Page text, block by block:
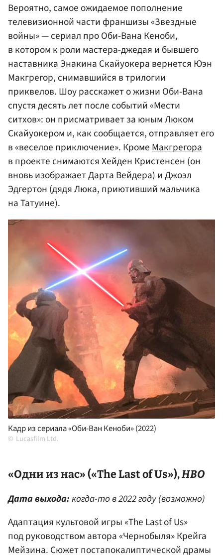
Вероятно, самое ожидаемое пополнение
телевизионной части франшизы «Звездные
войны» — сериал про Оби-Вана Кеноби,
в котором к роли мастера-джедая и бывшего
наставника Энакина Скайуокера вернется Юэн
Макгрегор, снимавшийся в трилогии
приквелов. Шоу расскажет о жизни Оби-Вана
спустя десять лет после событий «Мести
ситхов»: он присматривает за юным Люком
Скайуокером и, как сообщается, отправляет его
в «веселое приключение». КромеМакгрегора
в проекте снимаются Хейден Кристенсен (он
вновь изображает Дарта Вейдера) и Джоэл
Эдгертон (дядя Люка, приютивший мальчика
на Татуине).
Кадр из сериала «Оби-Ван Кеноби» (2022)
Lucasfilm Ltd.
«Одни из нас» («The Last of Us»),HBO
Дата выхода:когда-то в 2022 году (возможно)
Адаптация культовой игры «The Last of Us»
под руководством автора «Чернобыля» Крейга
Мейзина. Сюжет постапокалиптической драмы